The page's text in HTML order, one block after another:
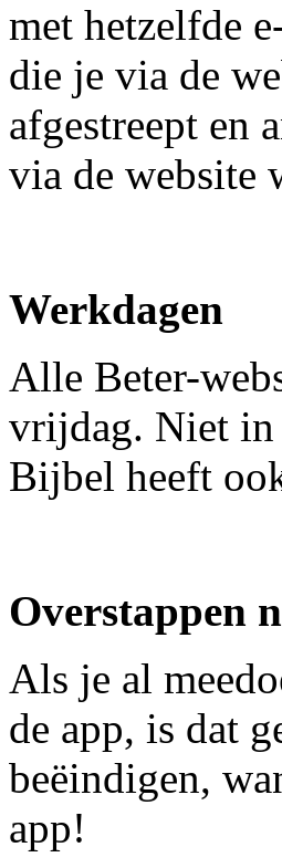
met hetzelfde
die je via de
afgestreept en
via de website
Werkdagen
Alle Beter-
vrijdag. Niet in
Bijbel heeft
Overstappen
Als je al
de app, is dat
beëindigen,
app!